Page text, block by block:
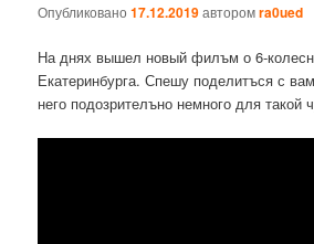
Опубликовано17.12.2019авторомra0ued
На днях вышел новый филъм о 6-
Екатеринбурга. Спешу поделитъся с
него подозрителъно немного для такой